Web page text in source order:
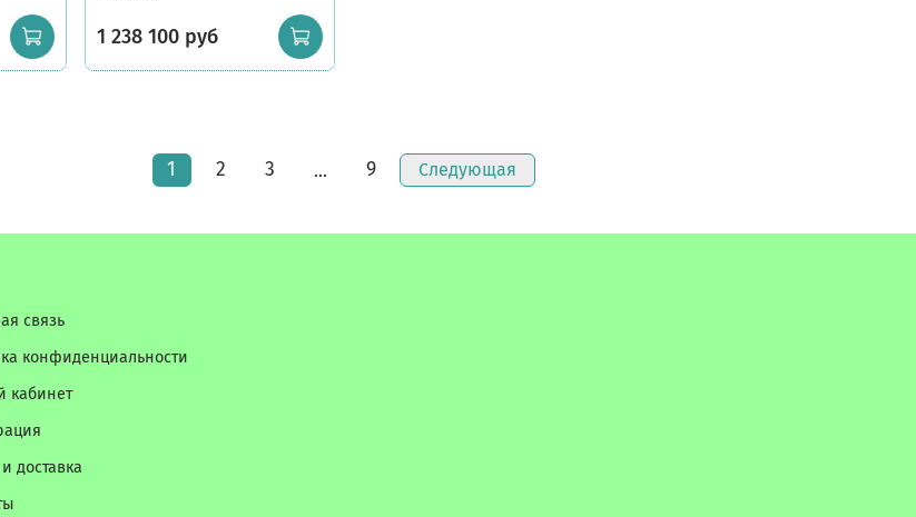
1 238 100 руб
1 2 3 … 9 Следующая
связь
конфиденциальности
кабинет
доставка